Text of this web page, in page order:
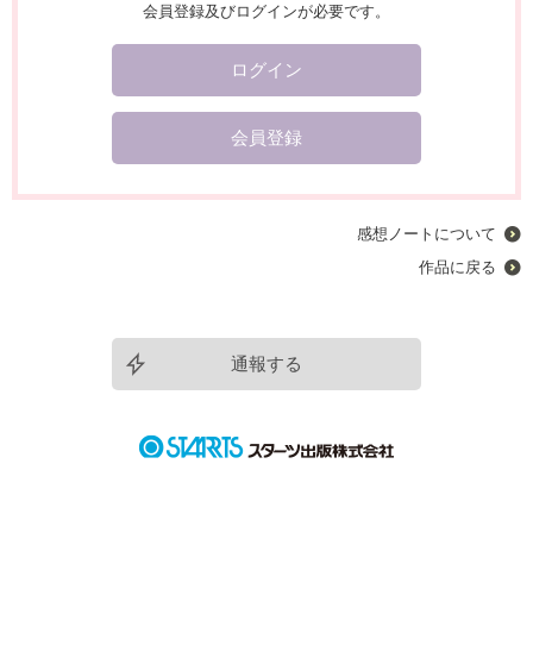
会員登録及びログインが必要です。
ログイン
会員登録
感想ノートについて
作品に戻る
通報する